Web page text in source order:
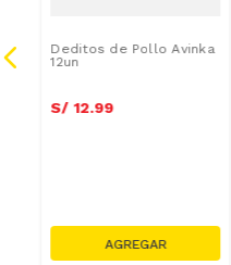
Deditos de Pollo Avinka
12un
S/ 12.99